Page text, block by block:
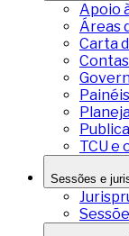
Apoio
Áreas
Carta
Contas
TCU e
Sessões e